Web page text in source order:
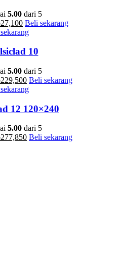
5.00dari 5
27,100 Beli sekarang
10
5.00dari 5
229,500 Beli sekarang
12 120×240
5.00dari 5
277,850 Beli sekarang